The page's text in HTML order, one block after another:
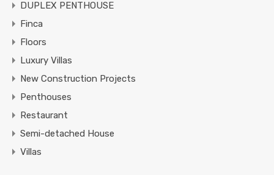
DUPLEX PENTHOUSE
Finca
Floors
Luxury Villas
New Construction Projects
Penthouses
Restaurant
Semi-detached House
Villas